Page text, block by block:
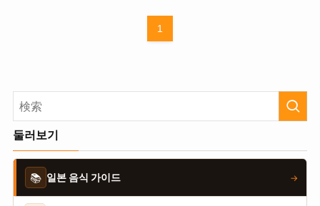
1
둘러보기
📚 일본 음식 가이드 →